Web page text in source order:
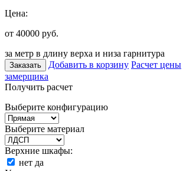
Цена:
от 40000 руб.
за метр в длину верха и низа гарнитура
Заказать Добавить в корзину Расчет цены
замерщика
Получить расчет
Выберите конфигурацию
Выберите материал
Верхние шкафы:
нет да